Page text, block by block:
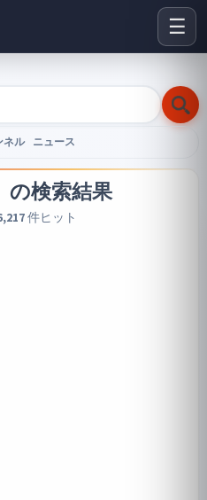
☰
ネル ニュース
の検索結果
件ヒット